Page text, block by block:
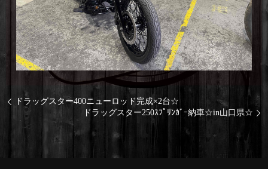
ドラッグスター400ニューロッド完成×2台☆
ドラッグスター250ｽﾌﾟﾘﾝｶﾞｰ納車☆in山口県☆